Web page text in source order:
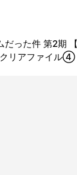
だった件 第2期
リアファイル④